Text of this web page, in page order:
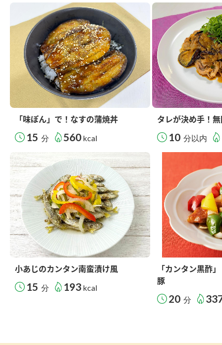
「味ぽん」で！なすの蒲焼丼
15 分 560 kcal
タレが決め手！
10 分以内
小あじのカンタン南蛮漬け風
15 分 193 kcal
「カンタン黒酢
豚
20 分